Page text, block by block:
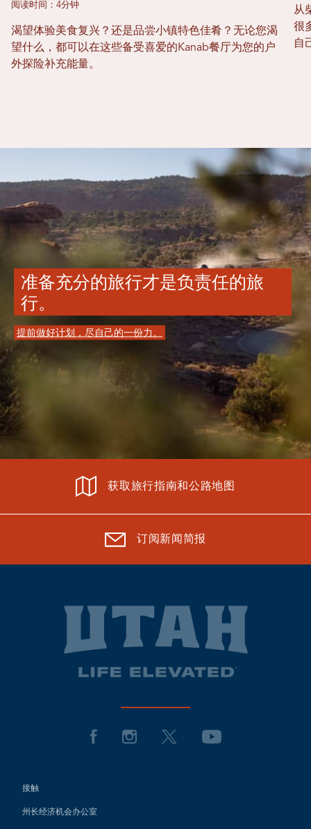
阅读时间：4分钟
渴望体验美食复兴？还是品尝小镇特色佳肴？无论您渴
望什么，都可以在这些备受喜爱的Kanab餐厅为您的户
外探险补充能量。
从
很
自
准备充分的旅行才是负责任的旅
行。
提前做好计划，尽自己的一份力。
获取旅行指南和公路地图
订阅新闻简报
接触
州长经济机会办公室